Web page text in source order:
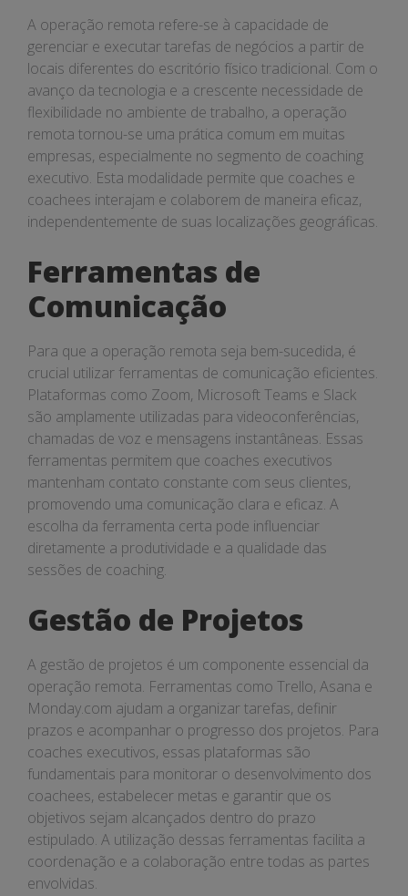
A operação remota refere-se à capacidade de
gerenciar e executar tarefas de negócios a partir de
locais diferentes do escritório físico tradicional. Com o
avanço da tecnologia e a crescente necessidade de
flexibilidade no ambiente de trabalho, a operação
remota tornou-se uma prática comum em muitas
empresas, especialmente no segmento de coaching
executivo. Esta modalidade permite que coaches e
coachees interajam e colaborem de maneira eficaz,
independentemente de suas localizações geográficas.
Ferramentas de
Comunicação
Para que a operação remota seja bem-sucedida, é
crucial utilizar ferramentas de comunicação eficientes.
Plataformas como Zoom, Microsoft Teams e Slack
são amplamente utilizadas para videoconferências,
chamadas de voz e mensagens instantâneas. Essas
ferramentas permitem que coaches executivos
mantenham contato constante com seus clientes,
promovendo uma comunicação clara e eficaz. A
escolha da ferramenta certa pode influenciar
diretamente a produtividade e a qualidade das
sessões de coaching.
Gestão de Projetos
A gestão de projetos é um componente essencial da
operação remota. Ferramentas como Trello, Asana e
Monday.com ajudam a organizar tarefas, definir
prazos e acompanhar o progresso dos projetos. Para
coaches executivos, essas plataformas são
fundamentais para monitorar o desenvolvimento dos
coachees, estabelecer metas e garantir que os
objetivos sejam alcançados dentro do prazo
estipulado. A utilização dessas ferramentas facilita a
coordenação e a colaboração entre todas as partes
envolvidas.